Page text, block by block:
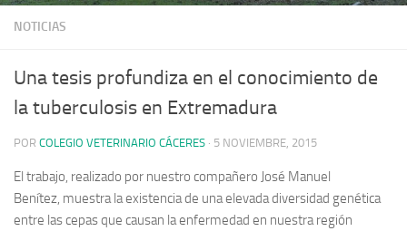
NOTICIAS
Una tesis profundiza en el conocimiento de
la tuberculosis en Extremadura
POR COLEGIO VETERINARIO CÁCERES · 5 NOVIEMBRE, 2015
El trabajo, realizado por nuestro compañero José Manuel
Benítez, muestra la existencia de una elevada diversidad genética
entre las cepas que causan la enfermedad en nuestra región